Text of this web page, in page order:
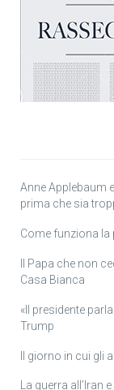
Anne Applebaum
prima che sia
Come funziona la
Il Papa che non
Casa Bianca
«Il presidente
Trump
Il giorno in cui gli
La guerra all’Iran